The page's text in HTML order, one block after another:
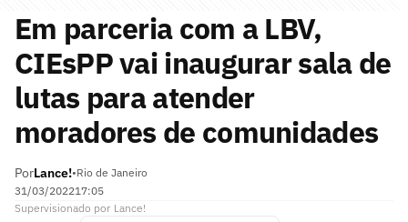
Em parceria com a LBV,
CIEsPP vai inaugurar sala de
lutas para atender
moradores de comunidades
PorLance!•Rio de Janeiro
31/03/202217:05
Supervisionado por Lance!